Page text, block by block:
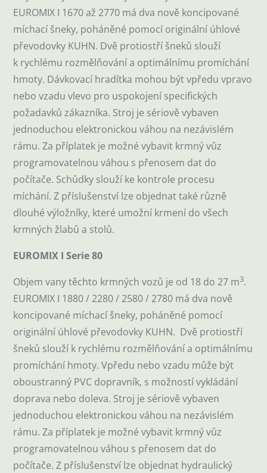
EUROMIX I 1670 až 2770 má dva nově koncipované
míchací šneky, poháněné pomocí originální úhlové
převodovky KUHN. Dvě protiostří šneků slouží
k rychlému rozmělňování a optimálnímu promíchání
hmoty. Dávkovací hradítka mohou být vpředu vpravo
nebo vzadu vlevo pro uspokojení specifických
požadavků zákazníka. Stroj je sériově vybaven
jednoduchou elektronickou váhou na nezávislém
rámu. Za příplatek je možné vybavit krmný vůz
programovatelnou váhou s přenosem dat do
počítače. Schůdky slouží ke kontrole procesu
míchání. Z příslušenství lze objednat také různě
dlouhé výložníky, které umožní krmení do všech
krmných žlabů a stolů.
EUROMIX I Serie 80
Objem vany těchto krmných vozů je od 18 do 27 m3.
EUROMIX I 1880 / 2280 / 2580 / 2780 má dva nově
koncipované míchací šneky, poháněné pomocí
originální úhlové převodovky KUHN. Dvě protiostří
šneků slouží k rychlému rozmělňování a optimálnímu
promíchání hmoty. Vpředu nebo vzadu může být
oboustranný PVC dopravník, s možností vykládání
doprava nebo doleva. Stroj je sériově vybaven
jednoduchou elektronickou váhou na nezávislém
rámu. Za příplatek je možné vybavit krmný vůz
programovatelnou váhou s přenosem dat do
počítače. Z příslušenství lze objednat hydraulický